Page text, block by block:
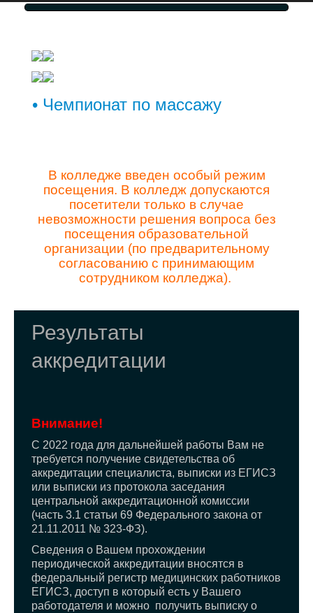
• Чемпионат по массажу
В колледже введен особый режим
посещения. В колледж допускаются
посетители только в случае
невозможности решения вопроса без
посещения образовательной
организации (по предварительному
согласованию с принимающим
сотрудником колледжа).
Результаты
аккредитации
Внимание!
С 2022 года для дальнейшей работы Вам не
требуется получение свидетельства об
аккредитации специалиста, выписки из ЕГИСЗ
или выписки из протокола заседания
центральной аккредитационной комиссии
(часть 3.1 статьи 69 Федерального закона от
21.11.2011 № 323-ФЗ).
Сведения о Вашем прохождении
периодической аккредитации вносятся в
федеральный регистр медицинских работников
ЕГИСЗ, доступ в который есть у Вашего
работодателя и можно получить выписку о